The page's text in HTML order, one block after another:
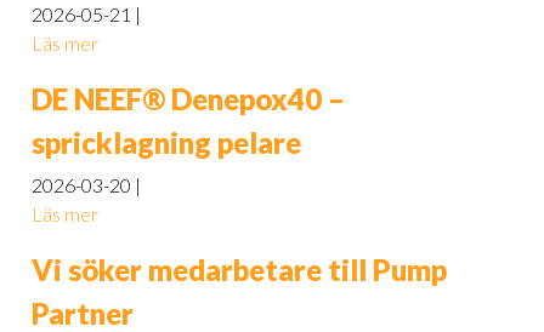
2026-05-21
Läs mer
DE NEEF® Denepox40 –
spricklagning pelare
2026-03-20
Läs mer
Vi söker medarbetare till Pump
Partner